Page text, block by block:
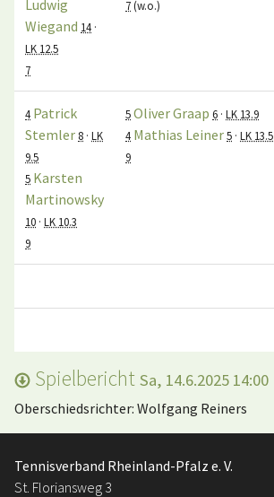
Ludwig
Wiegand 14 ·
LK 12.5
7
7(w.o.)
4 Patrick
Stemler 8 · LK
9.5
5 Karsten
Martinowsky
10 · LK 10.3
9
5Oliver Graap 6 · LK 13.9
4 Mathias Leiner5 · LK 13.5
9
Spielbericht Sa, 14.6.2025 14:00
Oberschiedsrichter: Wolfgang Reiners
Tennisverband Rheinland-Pfalz e. V.
St. Floriansweg 3